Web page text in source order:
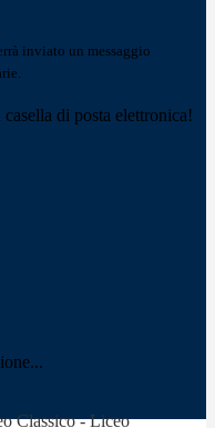
inviato un messaggio
di posta elettronica!